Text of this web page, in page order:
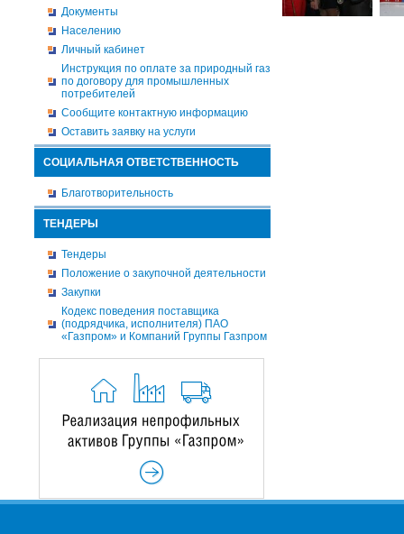
Документы
Населению
Личный кабинет
Инструкция по оплате за природный газ
по договору для промышленных
потребителей
Сообщите контактную информацию
Оставить заявку на услуги
СОЦИАЛЬНАЯ ОТВЕТСТВЕННОСТЬ
Благотворительность
ТЕНДЕРЫ
Тендеры
Положение о закупочной деятельности
Закупки
Кодекс поведения поставщика
(подрядчика, исполнителя) ПАО
«Газпром» и Компаний Группы Газпром